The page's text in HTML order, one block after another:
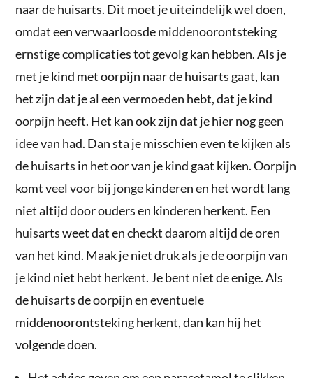
naar de huisarts. Dit moet je uiteindelijk wel doen,
omdat een verwaarloosde middenoorontsteking
ernstige complicaties tot gevolg kan hebben. Als je
met je kind met oorpijn naar de huisarts gaat, kan
het zijn dat je al een vermoeden hebt, dat je kind
oorpijn heeft. Het kan ook zijn dat je hier nog geen
idee van had. Dan sta je misschien even te kijken als
de huisarts in het oor van je kind gaat kijken. Oorpijn
komt veel voor bij jonge kinderen en het wordt lang
niet altijd door ouders en kinderen herkent. Een
huisarts weet dat en checkt daarom altijd de oren
van het kind. Maak je niet druk als je de oorpijn van
je kind niet hebt herkent. Je bent niet de enige. Als
de huisarts de oorpijn en eventuele
middenoorontsteking herkent, dan kan hij het
volgende doen.